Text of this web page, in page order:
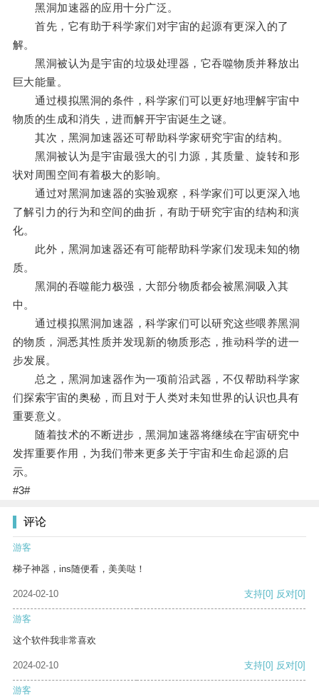
黑洞加速器的应用十分广泛。
首先，它有助于科学家们对宇宙的起源有更深入的了
解。
黑洞被认为是宇宙的垃圾处理器，它吞噬物质并释放出
巨大能量。
通过模拟黑洞的条件，科学家们可以更好地理解宇宙中
物质的生成和消失，进而解开宇宙诞生之谜。
其次，黑洞加速器还可帮助科学家研究宇宙的结构。
黑洞被认为是宇宙最强大的引力源，其质量、旋转和形
状对周围空间有着极大的影响。
通过对黑洞加速器的实验观察，科学家们可以更深入地
了解引力的行为和空间的曲折，有助于研究宇宙的结构和演
化。
此外，黑洞加速器还有可能帮助科学家们发现未知的物
质。
黑洞的吞噬能力极强，大部分物质都会被黑洞吸入其
中。
通过模拟黑洞加速器，科学家们可以研究这些喂养黑洞
的物质，洞悉其性质并发现新的物质形态，推动科学的进一
步发展。
总之，黑洞加速器作为一项前沿武器，不仅帮助科学家
们探索宇宙的奥秘，而且对于人类对未知世界的认识也具有
重要意义。
随着技术的不断进步，黑洞加速器将继续在宇宙研究中
发挥重要作用，为我们带来更多关于宇宙和生命起源的启
示。
#3#
评论
游客
梯子神器，ins随便看，美美哒！
2024-02-10 支持[0] 反对[0]
游客
这个软件我非常喜欢
2024-02-10 支持[0] 反对[0]
游客